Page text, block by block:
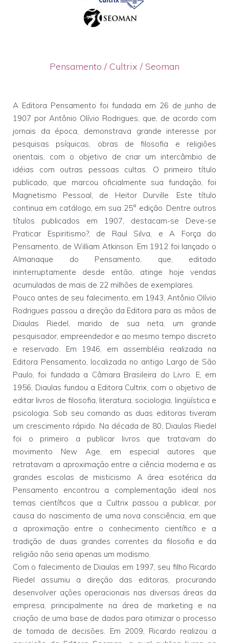
Pensamento / Cultrix / Seoman
A Editora Pensamento foi fundada em 26 de junho de
1907 por Antônio Olívio Rodrigues, que, de acordo com
jornais da época, demonstrava grande interesse por
pesquisas psíquicas, obras de filosofia e religiões
orientais, com o objetivo de criar um intercâmbio de
idéias com outras pessoas cultas. O primeiro título
publicado, que marcou oficialmente sua fundação, foi
Magnetismo Pessoal, de Heitor Durville. Este título
continua em catálogo, em sua 25° edição. Dentre outros
títulos publicados em 1907, destacam-se Deve-se
Praticar Espiritismo?, de Raul Silva, e A Força do
Pensamento, de William Atkinson. Em 1912 foi lançado o
Almanaque do Pensamento, que, editado
ininterruptamente desde então, atinge hoje vendas
acumuladas de mais de 22 milhões de exemplares.
Pouco antes de seu falecimento, em 1943, Antônio Olívio
Rodrigues passou a direção da Editora para as mãos de
Diaulas Riedel, marido de sua neta, um grande
pesquisador, empreendedor e ao mesmo tempo discreto
e reservado. Em 1946, em assembléia realizada na
Editora Pensamento, localizada no antigo Largo de São
Paulo, foi fundada a Câmara Brasileira do Livro. E, em
1956, Diaulas fundou a Editora Cultrix, com o objetivo de
editar livros de filosofia, literatura, sociologia, lingüística e
psicologia. Sob seu comando as duas editoras tiveram
um crescimento rápido. Na década de 80, Diaulas Riedel
foi o primeiro a publicar livros que tratavam do
movimento New Age, em especial autores que
retratavam a aproximação entre a ciência moderna e as
grandes escolas de misticismo. A área esotérica da
Pensamento encontrou a complementação ideal nos
temas científicos que a Cultrix passou a publicar, por
causa do nascimento de uma nova consciência, em que
a aproximação entre o conhecimento científico e a
tradição de duas grandes correntes da filosofia e da
religião não seria apenas um modismo.
Com o falecimento de Diaulas em 1997, seu filho Ricardo
Riedel assumiu a direção das editoras, procurando
desenvolver ações operacionais nas diversas áreas da
empresa, principalmente na área de marketing e na
criação de uma base de dados para otimizar o processo
de tomada de decisões. Em 2009, Ricardo realizou a